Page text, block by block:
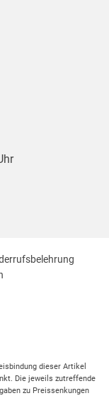
dieser Artikel
Die jeweils zutreffende
zu Preissenkungen